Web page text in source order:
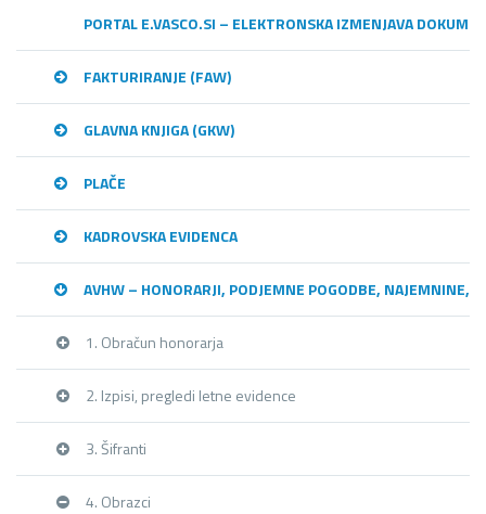
PORTAL E.VASCO.SI – ELEKTRONSKA IZMENJAVA
FAKTURIRANJE (FAW)
GLAVNA KNJIGA (GKW)
PLAČE
KADROVSKA EVIDENCA
AVHW – HONORARJI, PODJEMNE POGODBE, NAJEMNINE,…
1. Obračun honorarja
2. Izpisi, pregledi letne evidence
3. Šifranti
4. Obrazci